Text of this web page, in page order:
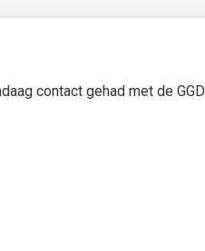
contact gehad met de GGD